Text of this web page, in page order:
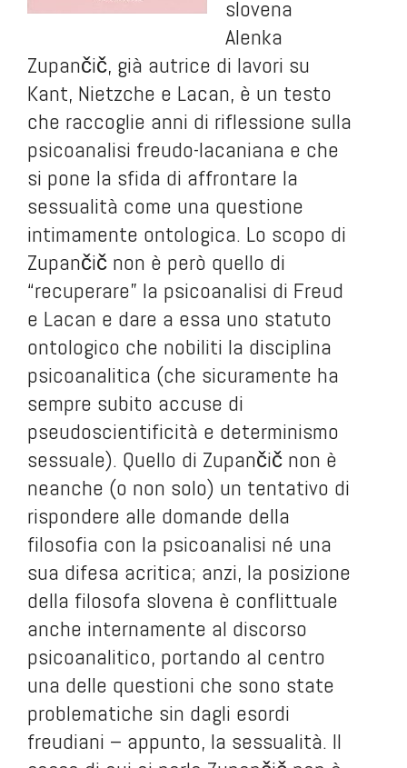
slovena
Alenka
Zupančič, già autrice di lavori su
Kant, Nietzche e Lacan, è un testo
che raccoglie anni di riflessione sulla
psicoanalisi freudo-lacaniana e che
si pone la sfida di affrontare la
sessualità come una questione
intimamente ontologica. Lo scopo di
Zupančič non è però quello di
“recuperare” la psicoanalisi di Freud
e Lacan e dare a essa uno statuto
ontologico che nobiliti la disciplina
psicoanalitica (che sicuramente ha
sempre subito accuse di
pseudoscientificità e determinismo
sessuale). Quello di Zupančič non è
neanche (o non solo) un tentativo di
rispondere alle domande della
filosofia con la psicoanalisi né una
sua difesa acritica; anzi, la posizione
della filosofa slovena è conflittuale
anche internamente al discorso
psicoanalitico, portando al centro
una delle questioni che sono state
problematiche sin dagli esordi
freudiani – appunto, la sessualità. Il